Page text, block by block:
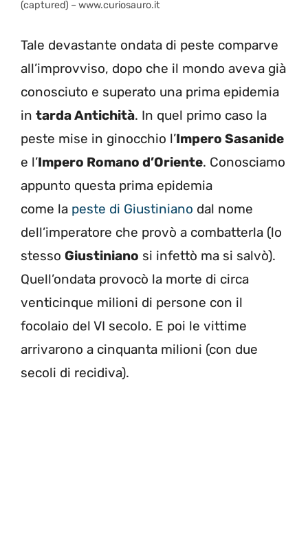
(captured) – www.curiosauro.it
Tale devastante ondata di peste comparve
all’improvviso, dopo che il mondo aveva già
conosciuto e superato una prima epidemia
in tarda Antichità. In quel primo caso la
peste mise in ginocchio l’Impero Sasanide
e l’Impero Romano d’Oriente. Conosciamo
appunto questa prima epidemia
come la peste di Giustiniano dal nome
dell’imperatore che provò a combatterla (lo
stesso Giustiniano si infettò ma si salvò).
Quell’ondata provocò la morte di circa
venticinque milioni di persone con il
focolaio del VI secolo. E poi le vittime
arrivarono a cinquanta milioni (con due
secoli di recidiva).